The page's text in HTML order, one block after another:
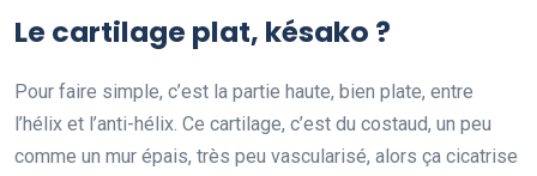
Le cartilage plat, késako ?
Pour faire simple, c’est la partie haute, bien plate, entre
l’hélix et l’anti-hélix. Ce cartilage, c’est du costaud, un peu
comme un mur épais, très peu vascularisé, alors ça cicatrise